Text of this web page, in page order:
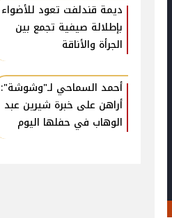
ديمة قندلفت تعود للأضواء
بإطلالة صيفية تجمع بين
الجرأة والأناقة
أحمد السماحي لـ"وشوشة":
أراهن على خبرة شيرين عبد
الوهاب في حفلها اليوم